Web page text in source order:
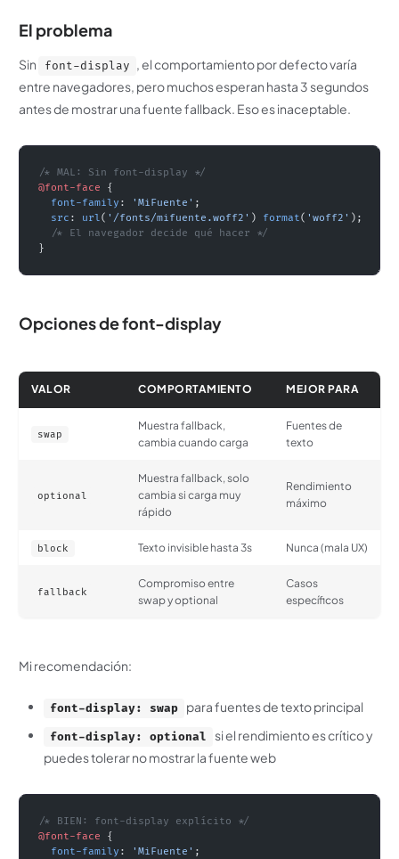
El problema
Sin font-display , el comportamiento por defecto varía
entre navegadores, pero muchos esperan hasta 3 segundos
antes de mostrar una fuente fallback. Eso es inaceptable.
/* MAL: Sin font-display */
@font-face {
  font-family
: 'MiFuente' ;
  src
: url( '/fonts/mifuente.woff2' ) format( 'woff2' );
  /* El navegador decide qué hacer */
}
Opciones de font-display
VALOR COMPORTAMIENTO MEJOR PARA
swap
Muestra fallback,
cambia cuando carga
Fuentes de
texto
optional
Muestra fallback, solo
cambia si carga muy
rápido
Rendimiento
máximo
block Texto invisible hasta 3s Nunca (mala UX)
fallback
Compromiso entre
swap y optional
Casos
específicos
Mi recomendación:
font-display: swap para fuentes de texto principal
font-display: optional
si el rendimiento es crítico y
puedes tolerar no mostrar la fuente web
/* BIEN: font-display explícito */
@font-face {
  font-family
: 'MiFuente' ;